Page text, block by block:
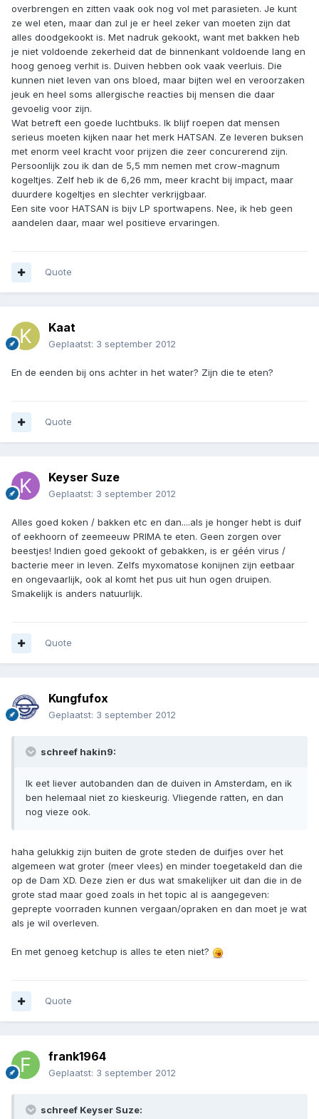
overbrengen en zitten vaak ook nog vol met parasieten. Je kunt
ze wel eten, maar dan zul je er heel zeker van moeten zijn dat
alles doodgekookt is. Met nadruk gekookt, want met bakken heb
je niet voldoende zekerheid dat de binnenkant voldoende lang en
hoog genoeg verhit is. Duiven hebben ook vaak veerluis. Die
kunnen niet leven van ons bloed, maar bijten wel en veroorzaken
jeuk en heel soms allergische reacties bij mensen die daar
gevoelig voor zijn.
Wat betreft een goede luchtbuks. Ik blijf roepen dat mensen
serieus moeten kijken naar het merk HATSAN. Ze leveren buksen
met enorm veel kracht voor prijzen die zeer concurerend zijn.
Persoonlijk zou ik dan de 5,5 mm nemen met crow-magnum
kogeltjes. Zelf heb ik de 6,26 mm, meer kracht bij impact, maar
duurdere kogeltjes en slechter verkrijgbaar.
Een site voor HATSAN is bijv LP sportwapens. Nee, ik heb geen
aandelen daar, maar wel positieve ervaringen.
Quote
Kaat
Geplaatst: 3 september 2012
En de eenden bij ons achter in het water? Zijn die te eten?
Quote
Keyser Suze
Geplaatst: 3 september 2012
Alles goed koken / bakken etc en dan....als je honger hebt is duif
of eekhoorn of zeemeeuw PRIMA te eten. Geen zorgen over
beestjes! Indien goed gekookt of gebakken, is er géén virus /
bacterie meer in leven. Zelfs myxomatose konijnen zijn eetbaar
en ongevaarlijk, ook al komt het pus uit hun ogen druipen.
Smakelijk is anders natuurlijk.
Quote
Kungfufox
Geplaatst: 3 september 2012
schreef hakin9:
Ik eet liever autobanden dan de duiven in Amsterdam, en ik
ben helemaal niet zo kieskeurig. Vliegende ratten, en dan
nog vieze ook.
haha gelukkig zijn buiten de grote steden de duifjes over het
algemeen wat groter (meer vlees) en minder toegetakeld dan die
op de Dam XD. Deze zien er dus wat smakelijker uit dan die in de
grote stad maar goed zoals in het topic al is aangegeven:
geprepte voorraden kunnen vergaan/opraken en dan moet je wat
als je wil overleven.
En met genoeg ketchup is alles te eten niet?
Quote
frank1964
Geplaatst: 3 september 2012
schreef Keyser Suze: